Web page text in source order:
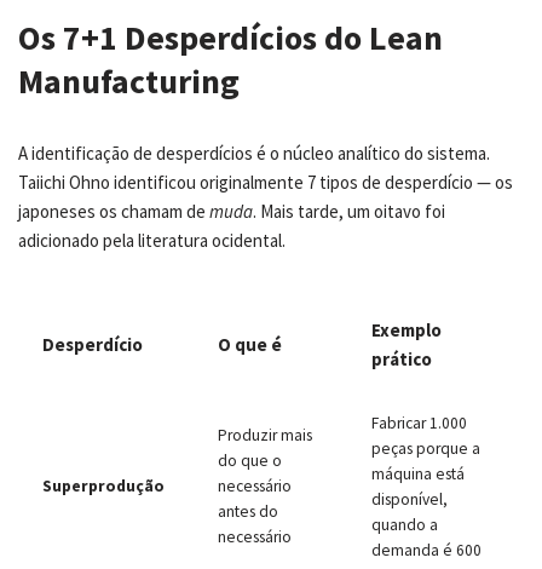
Os 7+1 Desperdícios do Lean
Manufacturing
A identificação de desperdícios é o núcleo analítico do sistema.
Taiichi Ohno identificou originalmente 7 tipos de desperdício — os
japoneses os chamam de muda. Mais tarde, um oitavo foi
adicionado pela literatura ocidental.
Desperdício O que é
Exemplo
prático
Superprodução
Produzir mais
do que o
necessário
antes do
necessário
Fabricar 1.000
peças porque a
máquina está
disponível,
quando a
demanda é 600